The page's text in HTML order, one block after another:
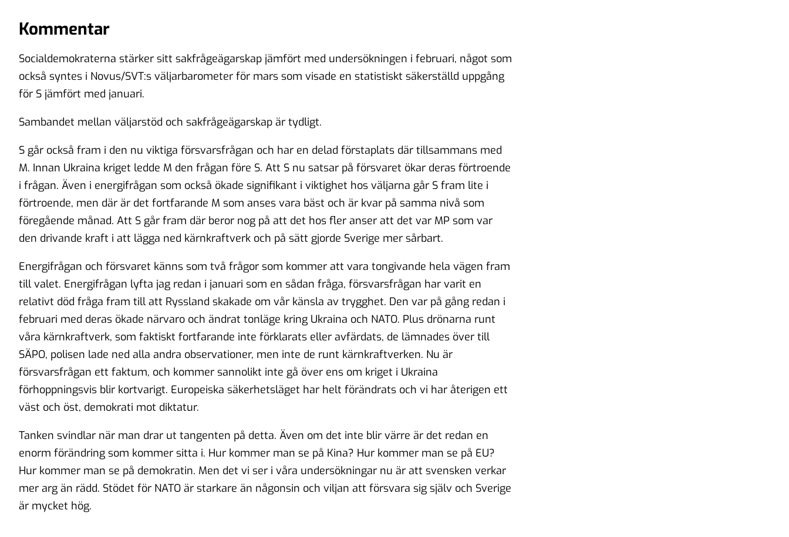
Kommentar
Socialdemokraterna stärker sitt sakfrågeägarskap jämfört med undersökningen i februari, något som
också syntes i Novus/SVT:s väljarbarometer för mars som visade en statistiskt säkerställd uppgång
för S jämfört med januari.
Sambandet mellan väljarstöd och sakfrågeägarskap är tydligt.
S går också fram i den nu viktiga försvarsfrågan och har en delad förstaplats där tillsammans med
M. Innan Ukraina kriget ledde M den frågan före S. Att S nu satsar på försvaret ökar deras förtroende
i frågan. Även i energifrågan som också ökade signifikant i viktighet hos väljarna går S fram lite i
förtroende, men där är det fortfarande M som anses vara bäst och är kvar på samma nivå som
föregående månad. Att S går fram där beror nog på att det hos fler anser att det var MP som var
den drivande kraft i att lägga ned kärnkraftverk och på sätt gjorde Sverige mer sårbart.
Energifrågan och försvaret känns som två frågor som kommer att vara tongivande hela vägen fram
till valet. Energifrågan lyfta jag redan i januari som en sådan fråga, försvarsfrågan har varit en
relativt död fråga fram till att Ryssland skakade om vår känsla av trygghet. Den var på gång redan i
februari med deras ökade närvaro och ändrat tonläge kring Ukraina och NATO. Plus drönarna runt
våra kärnkraftverk, som faktiskt fortfarande inte förklarats eller avfärdats, de lämnades över till
SÄPO, polisen lade ned alla andra observationer, men inte de runt kärnkraftverken. Nu är
försvarsfrågan ett faktum, och kommer sannolikt inte gå över ens om kriget i Ukraina
förhoppningsvis blir kortvarigt. Europeiska säkerhetsläget har helt förändrats och vi har återigen ett
väst och öst, demokrati mot diktatur.
Tanken svindlar när man drar ut tangenten på detta. Även om det inte blir värre är det redan en
enorm förändring som kommer sitta i. Hur kommer man se på Kina? Hur kommer man se på EU?
Hur kommer man se på demokratin. Men det vi ser i våra undersökningar nu är att svensken verkar
mer arg än rädd. Stödet för NATO är starkare än någonsin och viljan att försvara sig själv och Sverige
är mycket hög.